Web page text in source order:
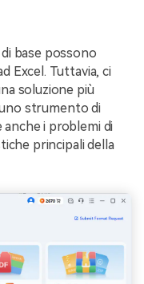
base possono
Excel. Tuttavia, ci
soluzione più
strumento di
i problemi di
principali della